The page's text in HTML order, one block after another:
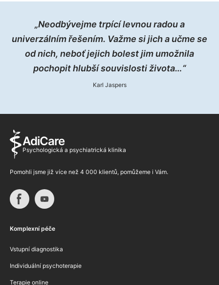
„Neodbývejme trpící levnou radou a
univerzálním řešením. Važme si jich a učme se
od nich, neboť jejich bolest jim umožnila
pochopit hlubší souvislosti života…“
Karl Jaspers
AdiCare
Psychologická a psychiatrická klinika
Pomohli jsme již více než 4 000 klientů, pomůžeme i Vám.
Komplexní péče
Vstupní diagnostika
Individuální psychoterapie
Terapie online